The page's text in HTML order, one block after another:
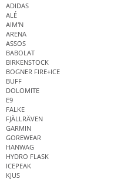
ADIDAS
ALÉ
AIM'N
ARENA
ASSOS
BABOLAT
BIRKENSTOCK
BOGNER FIRE+ICE
BUFF
DOLOMITE
E9
FALKE
FJÄLLRÄVEN
GARMIN
GOREWEAR
HANWAG
HYDRO FLASK
ICEPEAK
KJUS